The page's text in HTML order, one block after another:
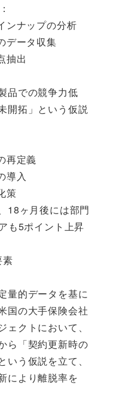
：
ンナップの分析
データ収集
抽出
品での競争力低
開拓」という仮説
再定義
導入
策
18ヶ月後には部門
も5ポイント上昇
素
量的データを基に
国の大手保険会社
クトにおいて、
ら「契約更新時の
う仮説を立て、
により離脱率を